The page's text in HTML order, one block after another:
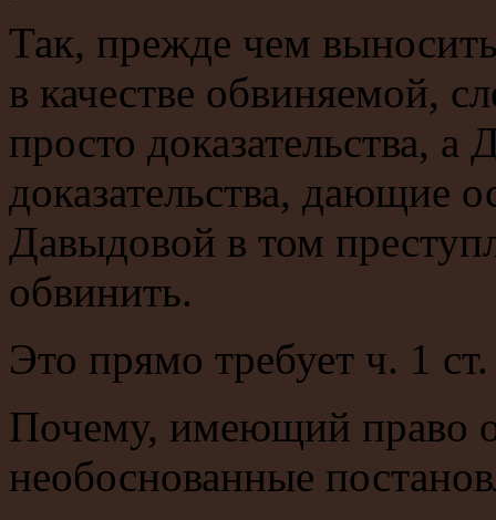
Так, прежде чем
в качестве обвиняемой,
просто
доказательства, дающие
Давыдовой в том
обвинить.
Это прямо требует ч. 1
Почему, имеющий право
необоснованные